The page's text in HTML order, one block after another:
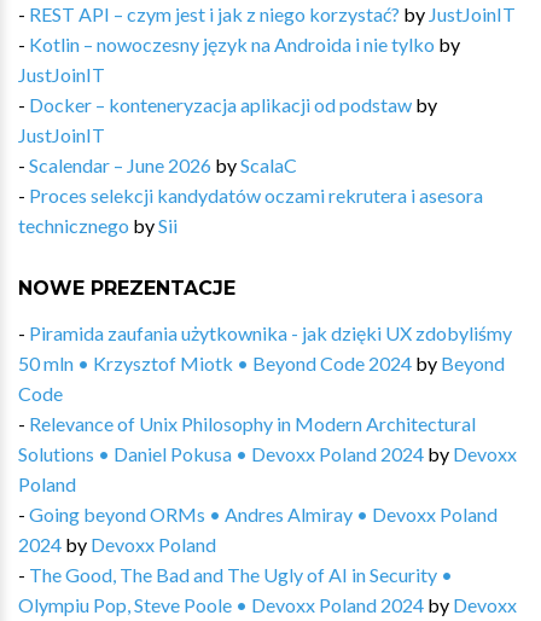
- REST API – czym jest i jak z niego korzystać? by JustJoinIT
- Kotlin – nowoczesny język na Androida i nie tylko by
JustJoinIT
- Docker – konteneryzacja aplikacji od podstaw by
JustJoinIT
- Scalendar – June 2026 byScalaC
- Proces selekcji kandydatów oczami rekrutera i asesora
technicznego bySii
NOWE PREZENTACJE
- Piramida zaufania użytkownika - jak dzięki UX zdobyliśmy
50 mln • Krzysztof Miotk • Beyond Code 2024 by Beyond
Code
- Relevance of Unix Philosophy in Modern Architectural
Solutions • Daniel Pokusa • Devoxx Poland 2024 by Devoxx
Poland
- Going beyond ORMs • Andres Almiray • Devoxx Poland
2024 by Devoxx Poland
- The Good, The Bad and The Ugly of AI in Security •
Olympiu Pop, Steve Poole • Devoxx Poland 2024 by Devoxx